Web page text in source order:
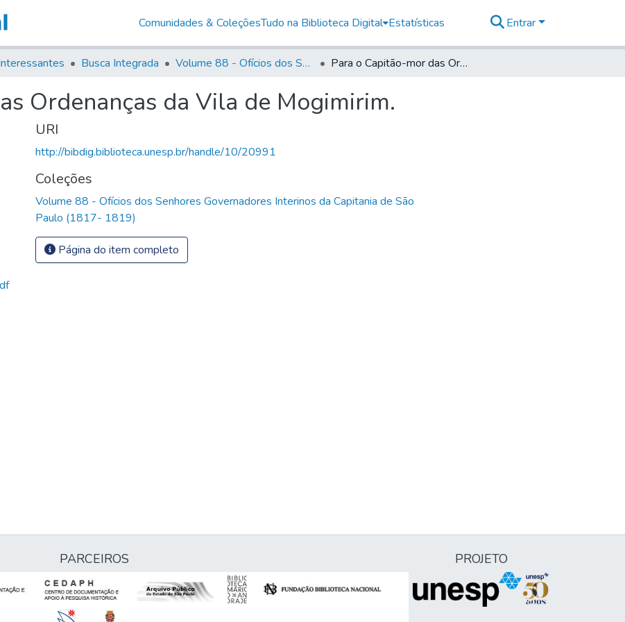
Comunidades & ColeçõesTudo na Biblioteca Digital Estatísticas Entrar
Busca Integrada Volume 88 - Ofícios dos Senhores Governadores Interinos da Capitania de São Paulo (1817- 1819) Para o Capitão-mor das Ordenanças da Vila de Mogimirim.
Ordenanças da Vila de Mogimirim.
URI
http://bibdig.biblioteca.unesp.br/handle/10/20991
Coleções
Volume 88 - Ofícios dos Senhores Governadores Interinos da Capitania de São
Paulo (1817- 1819)
Página do item completo
PARCEIROS PROJETO